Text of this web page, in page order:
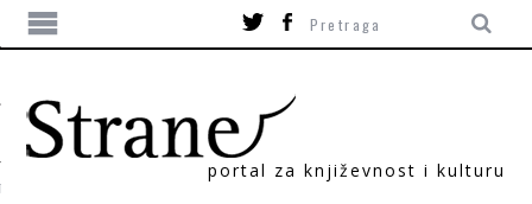
portal za književnost i kulturu